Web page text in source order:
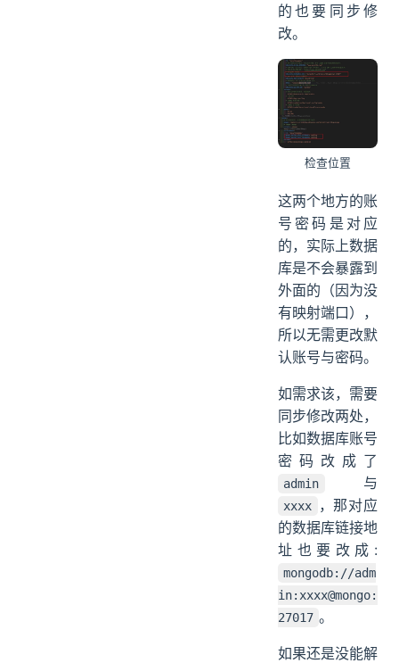
的也要同步修
改。
检查位置
这两个地方的账
号密码是对应
的，实际上数据
库是不会暴露到
外面的（因为没
有映射端口），
所以无需更改默
认账号与密码。
如需求该，需要
同步修改两处，
比如数据库账号
密码改成了
admin 与
xxxx
，那对应
的数据库链接地
址也要改成:
mongodb://adm
in:xxxx@mongo:
27017 。
如果还是没能解